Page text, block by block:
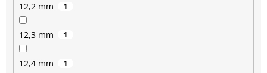
12,2 mm 1
12,3 mm 1
12,4 mm 1